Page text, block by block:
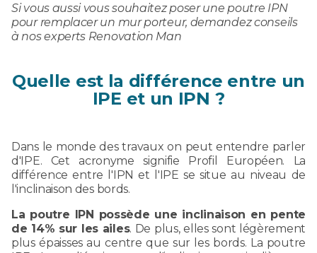
Si vous aussi vous souhaitez poser une poutre IPN
pour remplacer un mur porteur, demandez conseils
à nos experts Renovation Man
Quelle est la différence entre un
IPE et un IPN ?
Dans le monde des travaux on peut entendre parler
d'IPE. Cet acronyme signifie Profil Européen. La
différence entre l'IPN et l'IPE se situe au niveau de
l'inclinaison des bords.
La poutre IPN possède une inclinaison en pente
de 14% sur les ailes. De plus, elles sont légèrement
plus épaisses au centre que sur les bords. La poutre